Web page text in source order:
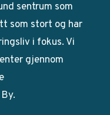
sentrum som
som stort og har
i fokus. Vi
gjennom